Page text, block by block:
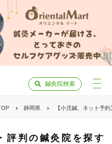
鍼灸院検索
静岡県 【小児鍼、ネット予
評判の鍼灸院を探す